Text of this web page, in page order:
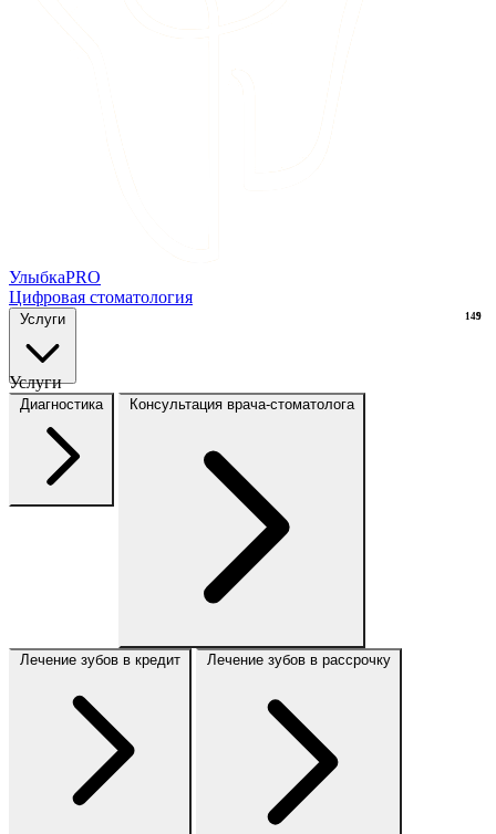
УлыбкаPRO
Цифровая стоматология
Услуги
Услуги
Диагностика Консультация врача-стоматолога
Лечение зубов в кредит Лечение зубов в рассрочку
9
149